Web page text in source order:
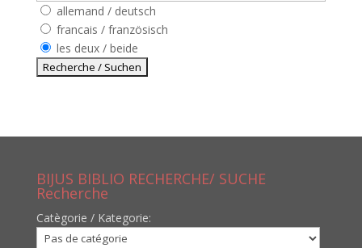
allemand / deutsch
francais / französisch
les deux / beide
BIJUS BIBLIO RECHERCHE/ SUCHE
Recherche
Catègorie / Kategorie: